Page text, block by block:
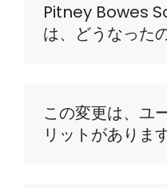
Pitney Bowes
は、どうなった
この変更は、ユ
リットがありま